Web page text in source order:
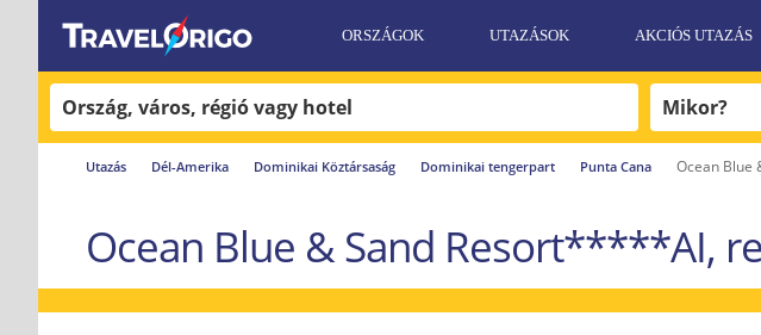
ORSZÁGOK UTAZÁSOK AKCIÓS UTAZÁS
Utazás Dél-Amerika Dominikai Köztársaság Dominikai tengerpart Punta Cana Ocean Blue
Ocean Blue & Sand Resort*****AI,